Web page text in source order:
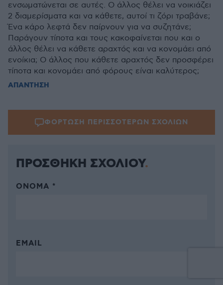
ενσωματώνεται σε αυτές. Ο άλλος θέλει να νοικιάζει
2 διαμερίσματα και να κάθετε, αυτοί τι ζόρι τραβάνε;
Ένα κάρο λεφτά δεν παίρνουν για να συζητάνε;
Παράγουν τίποτα και τους κακοφαίνεται που και ο
άλλος θέλει να κάθετε αραχτός και να κονομάει από
ενοίκια; Ο άλλος που κάθετε αραχτός δεν προσφέρει
τίποτα και κονομάει από φόρους είναι καλύτερος;
ΑΠΑΝΤΗΣΗ
ΦΟΡΤΩΣΗ ΠΕΡΙΣΣΟΤΕΡΩΝ ΣΧΟΛΙΩΝ
ΠΡΟΣΘΗΚΗ ΣΧΟΛΙΟΥ
ΌΝΟΜΑ *
EMAIL